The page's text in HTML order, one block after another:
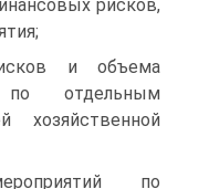
рисков,
и объема
отдельным
по